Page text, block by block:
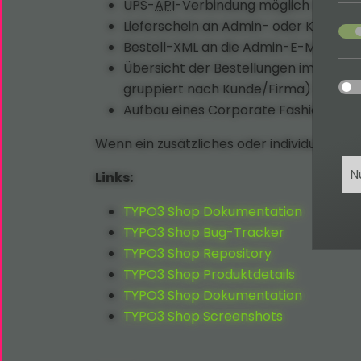
UPS-API-Verbindung möglich
Lieferschein an Admin- oder
Bestell-XML an die Admin-E-Mail
Übersicht der Bestellungen im
gruppiert nach Kunde/Firma)
Aufbau eines Corporate Fashion
Wenn ein zusätzliches oder individuelles
Links:
TYPO3 Shop Dokumentation
TYPO3 Shop Bug-Tracker
TYPO3 Shop Repository
TYPO3 Shop Produktdetails
TYPO3 Shop Dokumentation
TYPO3 Shop Screenshots